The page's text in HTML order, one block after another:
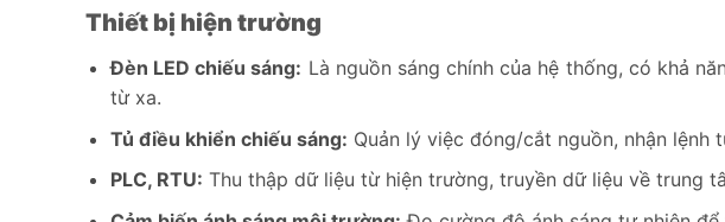
Thiết bị hiện trường
Đèn LED chiếu sáng: Là nguồn sáng chính của hệ thống, có khả
từ xa.
Tủ điều khiển chiếu sáng: Quản lý việc đóng/cắt nguồn, nhận lệnh
PLC, RTU: Thu thập dữ liệu từ hiện trường, truyền dữ liệu về trung